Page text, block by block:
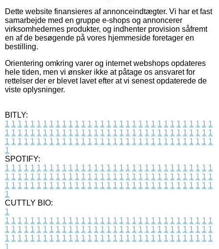
Dette website finansieres af annonceindtægter. Vi har et fast
samarbejde med en gruppe e-shops og annoncerer
virksomhedernes produkter, og indhenter provision såfremt
en af de besøgende på vores hjemmeside foretager en
bestilling.
Orientering omkring varer og internet webshops opdateres
hele tiden, men vi ønsker ikke at påtage os ansvaret for
rettelser der er blevet lavet efter at vi senest opdaterede de
viste oplysninger.
BITLY:
1 1 1 1 1 1 1 1 1 1 1 1 1 1 1 1 1 1 1 1 1 1 1 1 1 1 1 1 1 1 1 1 1
1 1 1 1 1 1 1 1 1 1 1 1 1 1 1 1 1 1 1 1 1 1 1 1 1 1 1 1 1 1 1 1 1
1 1 1 1 1 1 1 1 1 1 1 1 1 1 1 1 1 1 1 1 1 1 1 1 1 1 1 1 1 1 1 1 1
1
SPOTIFY:
1 1 1 1 1 1 1 1 1 1 1 1 1 1 1 1 1 1 1 1 1 1 1 1 1 1 1 1 1 1 1 1 1
1 1 1 1 1 1 1 1 1 1 1 1 1 1 1 1 1 1 1 1 1 1 1 1 1 1 1 1 1 1 1 1 1
1 1 1 1 1 1 1 1 1 1 1 1 1 1 1 1 1 1 1 1 1 1 1 1 1 1 1 1 1 1 1 1 1
1
CUTTLY BIO:
1
1 1 1 1 1 1 1 1 1 1 1 1 1 1 1 1 1 1 1 1 1 1 1 1 1 1 1 1 1 1 1 1 1
1 1 1 1 1 1 1 1 1 1 1 1 1 1 1 1 1 1 1 1 1 1 1 1 1 1 1 1 1 1 1 1 1
1 1 1 1 1 1 1 1 1 1 1 1 1 1 1 1 1 1 1 1 1 1 1 1 1 1 1 1 1 1 1 1 1
1